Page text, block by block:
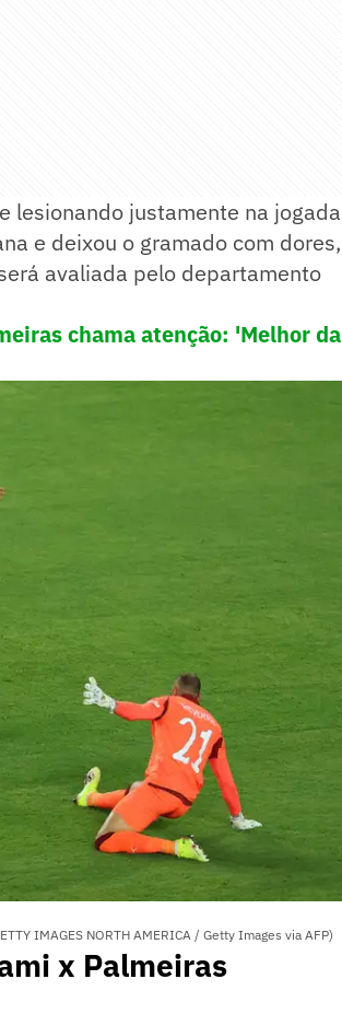
lesionando justamente na jogada
e deixou o gramado com dores,
avaliada pelo departamento
chama atenção: 'Melhor da
IMAGES NORTH AMERICA / Getty Images via AFP)
x Palmeiras